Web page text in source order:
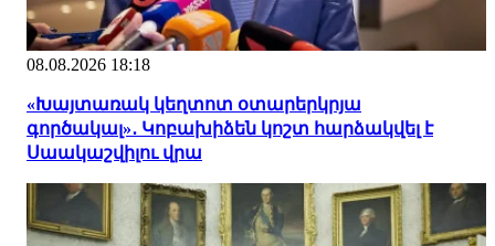
08.08.2026 18:18
«Խայտառակ կեղտոտ օտարերկրյա
գործակալ»․ Կոբախիձեն կոշտ հարձակվել է
Սաակաշվիլու վրա